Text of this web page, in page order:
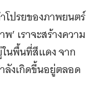
โปรยของภาพยนตร์
’ เราจะสร้างความ
นพื้นที่สีแดง จาก
งเกิดขึ้นอยู่ตลอด